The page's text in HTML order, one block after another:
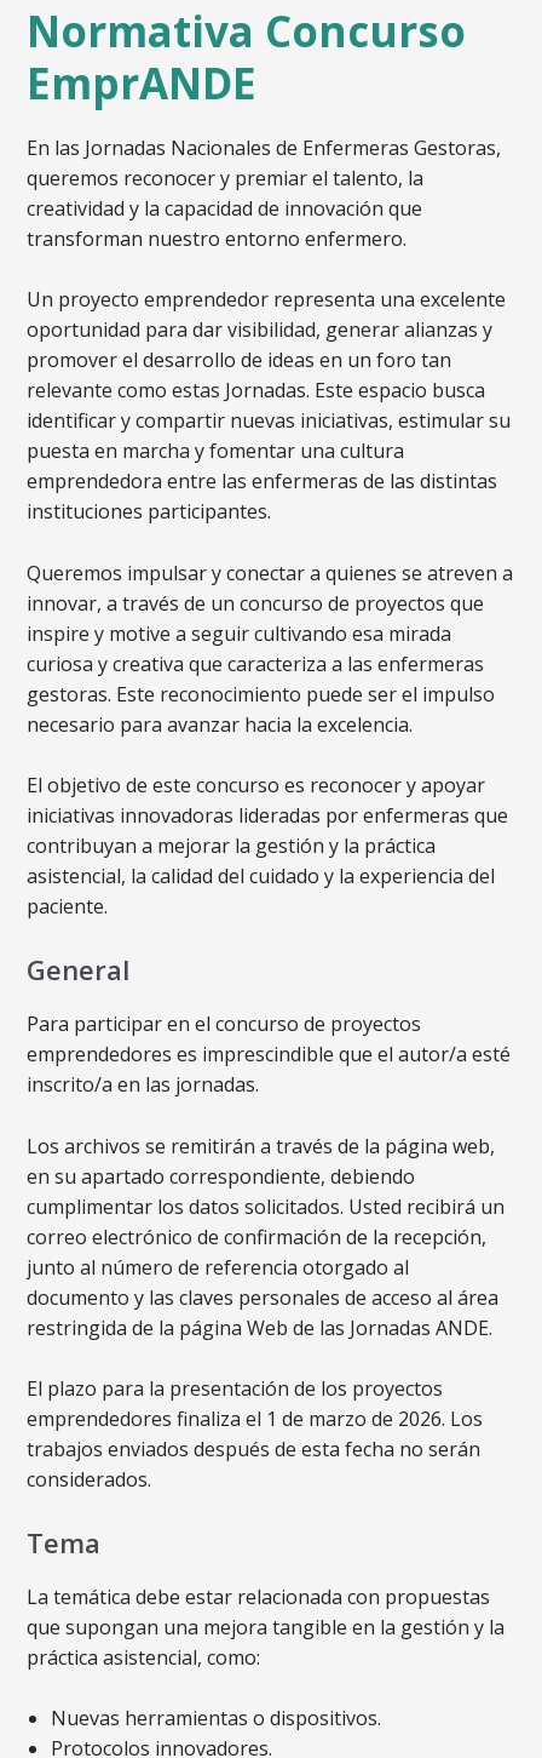
Normativa Concurso
EmprANDE
En las Jornadas Nacionales de Enfermeras Gestoras,
queremos reconocer y premiar el talento, la
creatividad y la capacidad de innovación que
transforman nuestro entorno enfermero.
Un proyecto emprendedor representa una excelente
oportunidad para dar visibilidad, generar alianzas y
promover el desarrollo de ideas en un foro tan
relevante como estas Jornadas. Este espacio busca
identificar y compartir nuevas iniciativas, estimular su
puesta en marcha y fomentar una cultura
emprendedora entre las enfermeras de las distintas
instituciones participantes.
Queremos impulsar y conectar a quienes se atreven a
innovar, a través de un concurso de proyectos que
inspire y motive a seguir cultivando esa mirada
curiosa y creativa que caracteriza a las enfermeras
gestoras. Este reconocimiento puede ser el impulso
necesario para avanzar hacia la excelencia.
El objetivo de este concurso es reconocer y apoyar
iniciativas innovadoras lideradas por enfermeras que
contribuyan a mejorar la gestión y la práctica
asistencial, la calidad del cuidado y la experiencia del
paciente.
General
Para participar en el concurso de proyectos
emprendedores es imprescindible que el autor/a esté
inscrito/a en las jornadas.
Los archivos se remitirán a través de la página web,
en su apartado correspondiente, debiendo
cumplimentar los datos solicitados. Usted recibirá un
correo electrónico de confirmación de la recepción,
junto al número de referencia otorgado al
documento y las claves personales de acceso al área
restringida de la página Web de las Jornadas ANDE.
El plazo para la presentación de los proyectos
emprendedores finaliza el 1 de marzo de 2026. Los
trabajos enviados después de esta fecha no serán
considerados.
Tema
La temática debe estar relacionada con propuestas
que supongan una mejora tangible en la gestión y la
práctica asistencial, como:
Nuevas herramientas o dispositivos.
Protocolos innovadores.